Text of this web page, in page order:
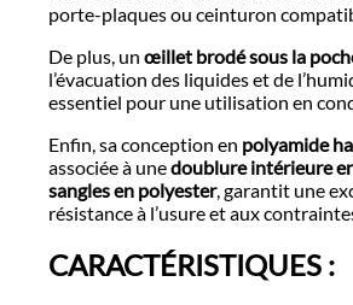
porte-plaques ou ceinturon
De plus, un œillet brodé sous la
l’évacuation des liquides et de
essentiel pour une utilisation en
Enfin, sa conception en polyamide
associée à unedoublure intérieure
sangles en polyester, garantit une
résistance à l’usure et aux
CARACTÉRISTIQUES :